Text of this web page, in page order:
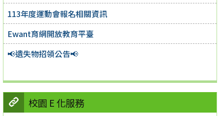
113年度運動會報名相關資訊
Ewant育網開放教育平臺
📢遺失物招領公告📢
校園 E 化服務